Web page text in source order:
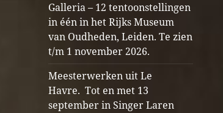
Galleria – 12 tentoonstellingen
in één in het Rijks Museum
van Oudheden, Leiden. Te zien
t/m 1 november 2026.
Meesterwerken uit Le
Havre. Tot en met 13
september in Singer Laren